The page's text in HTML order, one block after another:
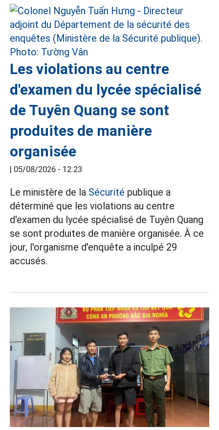
Les violations au centre
d'examen du lycée spécialisé
de Tuyên Quang se sont
produites de manière
organisée
| 05/08/2026 - 12:23
Le ministère de la Sécurité publique a
déterminé que les violations au centre
d'examen du lycée spécialisé de Tuyên Quang
se sont produites de manière organisée. À ce
jour, l'organisme d'enquête a inculpé 29
accusés.